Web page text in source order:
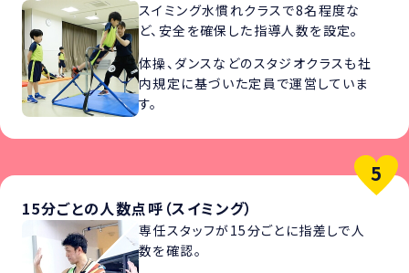
スイミング水慣れクラスで8名程度な
ど、安全を確保した指導人数を設定。
体操、ダンスなどのスタジオクラスも社
内規定に基づいた定員で運営していま
す。
15分ごとの人数点呼（スイミング）
専任スタッフが15分ごとに指差しで人
数を確認。